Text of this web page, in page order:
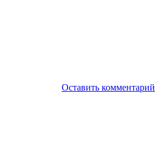
Оставить комментарий